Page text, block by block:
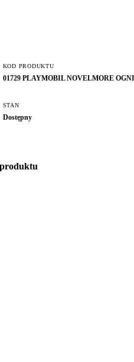
KOD PRODUKTU
01729 PLAYMOBIL NOVELMORE
STAN
Dostępny